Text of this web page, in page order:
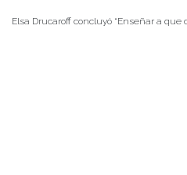
Elsa Drucaroff concluyó “Enseñar a